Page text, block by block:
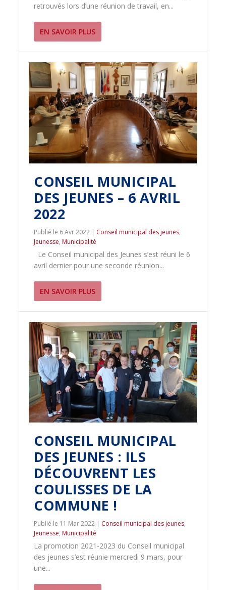
retrouvés lors d’une réunion de travail, en...
EN SAVOIR PLUS
CONSEIL MUNICIPAL
DES JEUNES – 6 AVRIL
2022
6 Avr 2022 | Conseil municipal des jeunes,
Jeunesse,Municipalité
Le Conseil municipal des Jeunes s’est réuni le 6
avril dernier pour une seconde réunion...
EN SAVOIR PLUS
CONSEIL MUNICIPAL
DES JEUNES : ILS
DÉCOUVRENT LES
COULISSES DE LA
COMMUNE !
11 Mar 2022 | Conseil municipal des jeunes,
Jeunesse,Municipalité
La promotion 2021-2023 du Conseil municipal
des jeunes s’est réunie mercredi 9 mars, pour
une...